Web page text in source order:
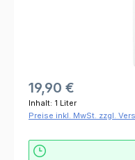
19,90 €
Inhalt: 1 Liter
Preise inkl. MwSt. zzgl.